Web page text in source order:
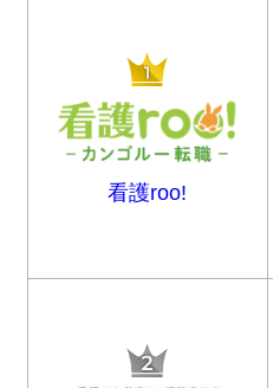
看護roo!